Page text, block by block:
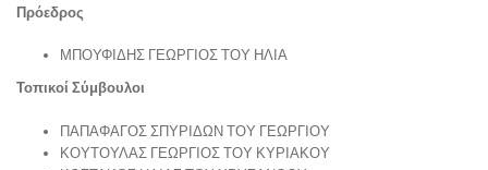
​Πρόεδρος
ΜΠΟΥΦΙΔΗΣ ΓΕΩΡΓΙΟΣ ΤΟΥ ΗΛΙΑ
Τοπικοί Σύμβουλοι
ΠΑΠΑΦΑΓΟΣ ΣΠΥΡΙΔΩΝ ΤΟΥ ΓΕΩΡΓΙΟΥ
ΚΟΥΤΟΥΛΑΣ ΓΕΩΡΓΙΟΣ ΤΟΥ ΚΥΡΙΑΚΟΥ